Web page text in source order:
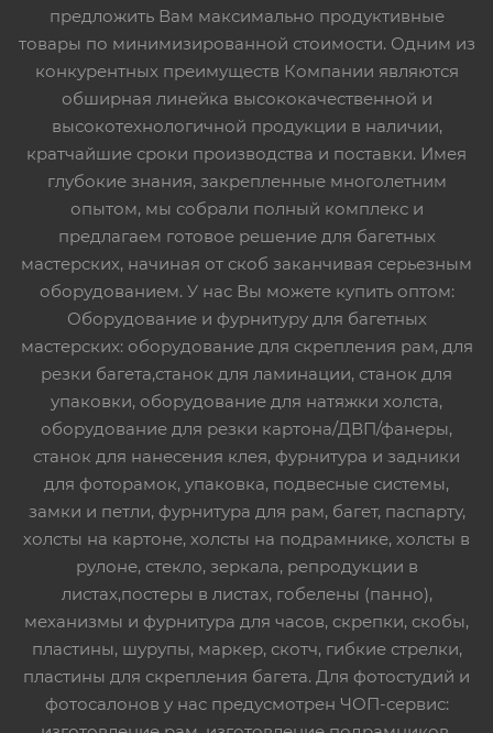
предложить Вам максимально продуктивные
товары по минимизированной стоимости. Одним из
конкурентных преимуществ Компании являются
обширная линейка высококачественной и
высокотехнологичной продукции в наличии,
кратчайшие сроки производства и поставки. Имея
глубокие знания, закрепленные многолетним
опытом, мы собрали полный комплекс и
предлагаем готовое решение для багетных
мастерских, начиная от скоб заканчивая серьезным
оборудованием. У нас Вы можете купить оптом:
Оборудование и фурнитуру для багетных
мастерских: оборудование для скрепления рам, для
резки багета,станок для ламинации, станок для
упаковки, оборудование для натяжки холста,
оборудование для резки картона/ДВП/фанеры,
станок для нанесения клея, фурнитура и задники
для фоторамок, упаковка, подвесные системы,
замки и петли, фурнитура для рам, багет, паспарту,
холсты на картоне, холсты на подрамнике, холсты в
рулоне, стекло, зеркала, репродукции в
листах,постеры в листах, гобелены (панно),
механизмы и фурнитура для часов, скрепки, скобы,
пластины, шурупы, маркер, скотч, гибкие стрелки,
пластины для скрепления багета. Для фотостудий и
фотосалонов у нас предусмотрен ЧОП-сервис: